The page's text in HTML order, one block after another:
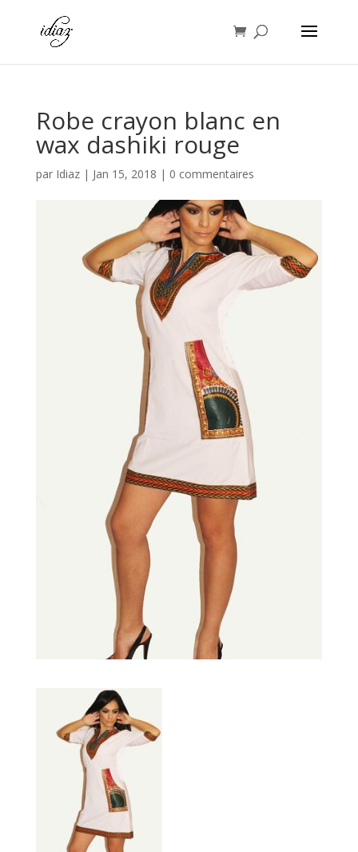
Robe crayon blanc en
wax dashiki rouge
par Idiaz| Jan 15, 2018 | 0 commentaires